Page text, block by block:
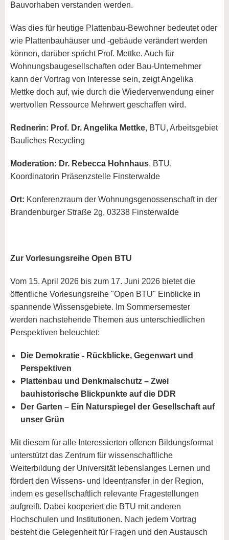
Bauvorhaben verstanden werden.
Was dies für heutige Plattenbau-Bewohner bedeutet oder
wie Plattenbauhäuser und -gebäude verändert werden
können, darüber spricht Prof. Mettke. Auch für
Wohnungsbaugesellschaften oder Bau-Unternehmer
kann der Vortrag von Interesse sein, zeigt Angelika
Mettke doch auf, wie durch die Wiederverwendung einer
wertvollen Ressource Mehrwert geschaffen wird.
Rednerin: Prof. Dr. Angelika Mettke, BTU, Arbeitsgebiet
Bauliches Recycling
Moderation: Dr. Rebecca Hohnhaus, BTU,
Koordinatorin Präsenzstelle Finsterwalde
Ort: Konferenzraum der Wohnungsgenossenschaft in der
Brandenburger Straße 2g, 03238 Finsterwalde
Zur Vorlesungsreihe Open BTU
Vom 15. April 2026 bis zum 17. Juni 2026 bietet die
öffentliche Vorlesungsreihe "Open BTU" Einblicke in
spannende Wissensgebiete. Im Sommersemester
werden nachstehende Themen aus unterschiedlichen
Perspektiven beleuchtet:
Die Demokratie - Rückblicke, Gegenwart und
Perspektiven
Plattenbau und Denkmalschutz – Zwei
bauhistorische Blickpunkte auf die DDR
Der Garten – Ein Naturspiegel der Gesellschaft auf
unser Grün
Mit diesem für alle Interessierten offenen Bildungsformat
unterstützt das Zentrum für wissenschaftliche
Weiterbildung der Universität lebenslanges Lernen und
fördert den Wissens- und Ideentransfer in der Region,
indem es gesellschaftlich relevante Fragestellungen
aufgreift. Dabei kooperiert die BTU mit anderen
Hochschulen und Institutionen. Nach jedem Vortrag
besteht die Gelegenheit für Fragen und den Austausch